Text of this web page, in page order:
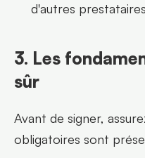
d'autres
3. Les
sûr
Avant de signer,
obligatoires sont